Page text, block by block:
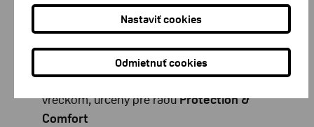
DREVE - OCHRANNÉ OBALY
a robustné obaly
Čierny tvrdý obal: s vnútorným
vreckom, určený pre raduProtection &
Comfort
Nastaviť cookies
Odmietnuť cookies